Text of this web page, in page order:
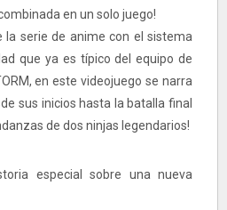
en un solo juego!
la serie de anime con el sistema
que ya es típico del equipo de
en este videojuego se narra
sus inicios hasta la batalla final
de dos ninjas legendarios!
especial sobre una nueva